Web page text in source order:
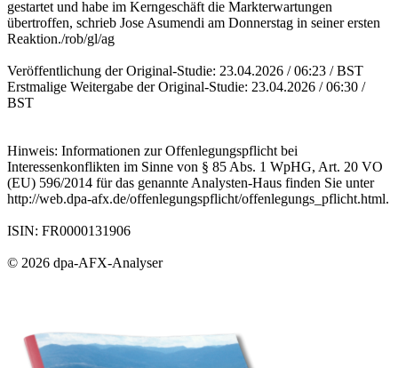
gestartet und habe im Kerngeschäft die Markterwartungen
übertroffen, schrieb Jose Asumendi am Donnerstag in seiner ersten
Reaktion./rob/gl/ag
Veröffentlichung der Original-Studie: 23.04.2026 / 06:23 / BST
Erstmalige Weitergabe der Original-Studie: 23.04.2026 / 06:30 /
BST
Hinweis: Informationen zur Offenlegungspflicht bei
Interessenkonflikten im Sinne von § 85 Abs. 1 WpHG, Art. 20 VO
(EU) 596/2014 für das genannte Analysten-Haus finden Sie unter
http://web.dpa-afx.de/offenlegungspflicht/offenlegungs_pflicht.html.
ISIN: FR0000131906
© 2026 dpa-AFX-Analyser